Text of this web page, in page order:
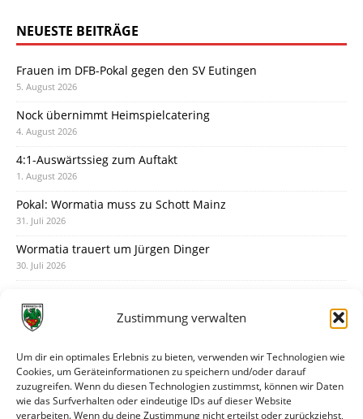
Zustimmung verwalten
Um dir ein optimales Erlebnis zu bieten, verwenden wir Technologien wie
Cookies, um Geräteinformationen zu speichern und/oder darauf
zuzugreifen. Wenn du diesen Technologien zustimmst, können wir Daten
wie das Surfverhalten oder eindeutige IDs auf dieser Website
verarbeiten. Wenn du deine Zustimmung nicht erteilst oder zurückziehst,
NEUESTE BEITRÄGE
Frauen im DFB-Pokal gegen den SV Eutingen
5. August 2026
Nock übernimmt Heimspielcatering
4. August 2026
4:1-Auswärtssieg zum Auftakt
1. August 2026
Pokal: Wormatia muss zu Schott Mainz
31. Juli 2026
Wormatia trauert um Jürgen Dinger
30. Juli 2026
28. Juli 2026
28. Juli 2026
Neue Podcast-Folge: So tickt Björn!
27. Juli 2026